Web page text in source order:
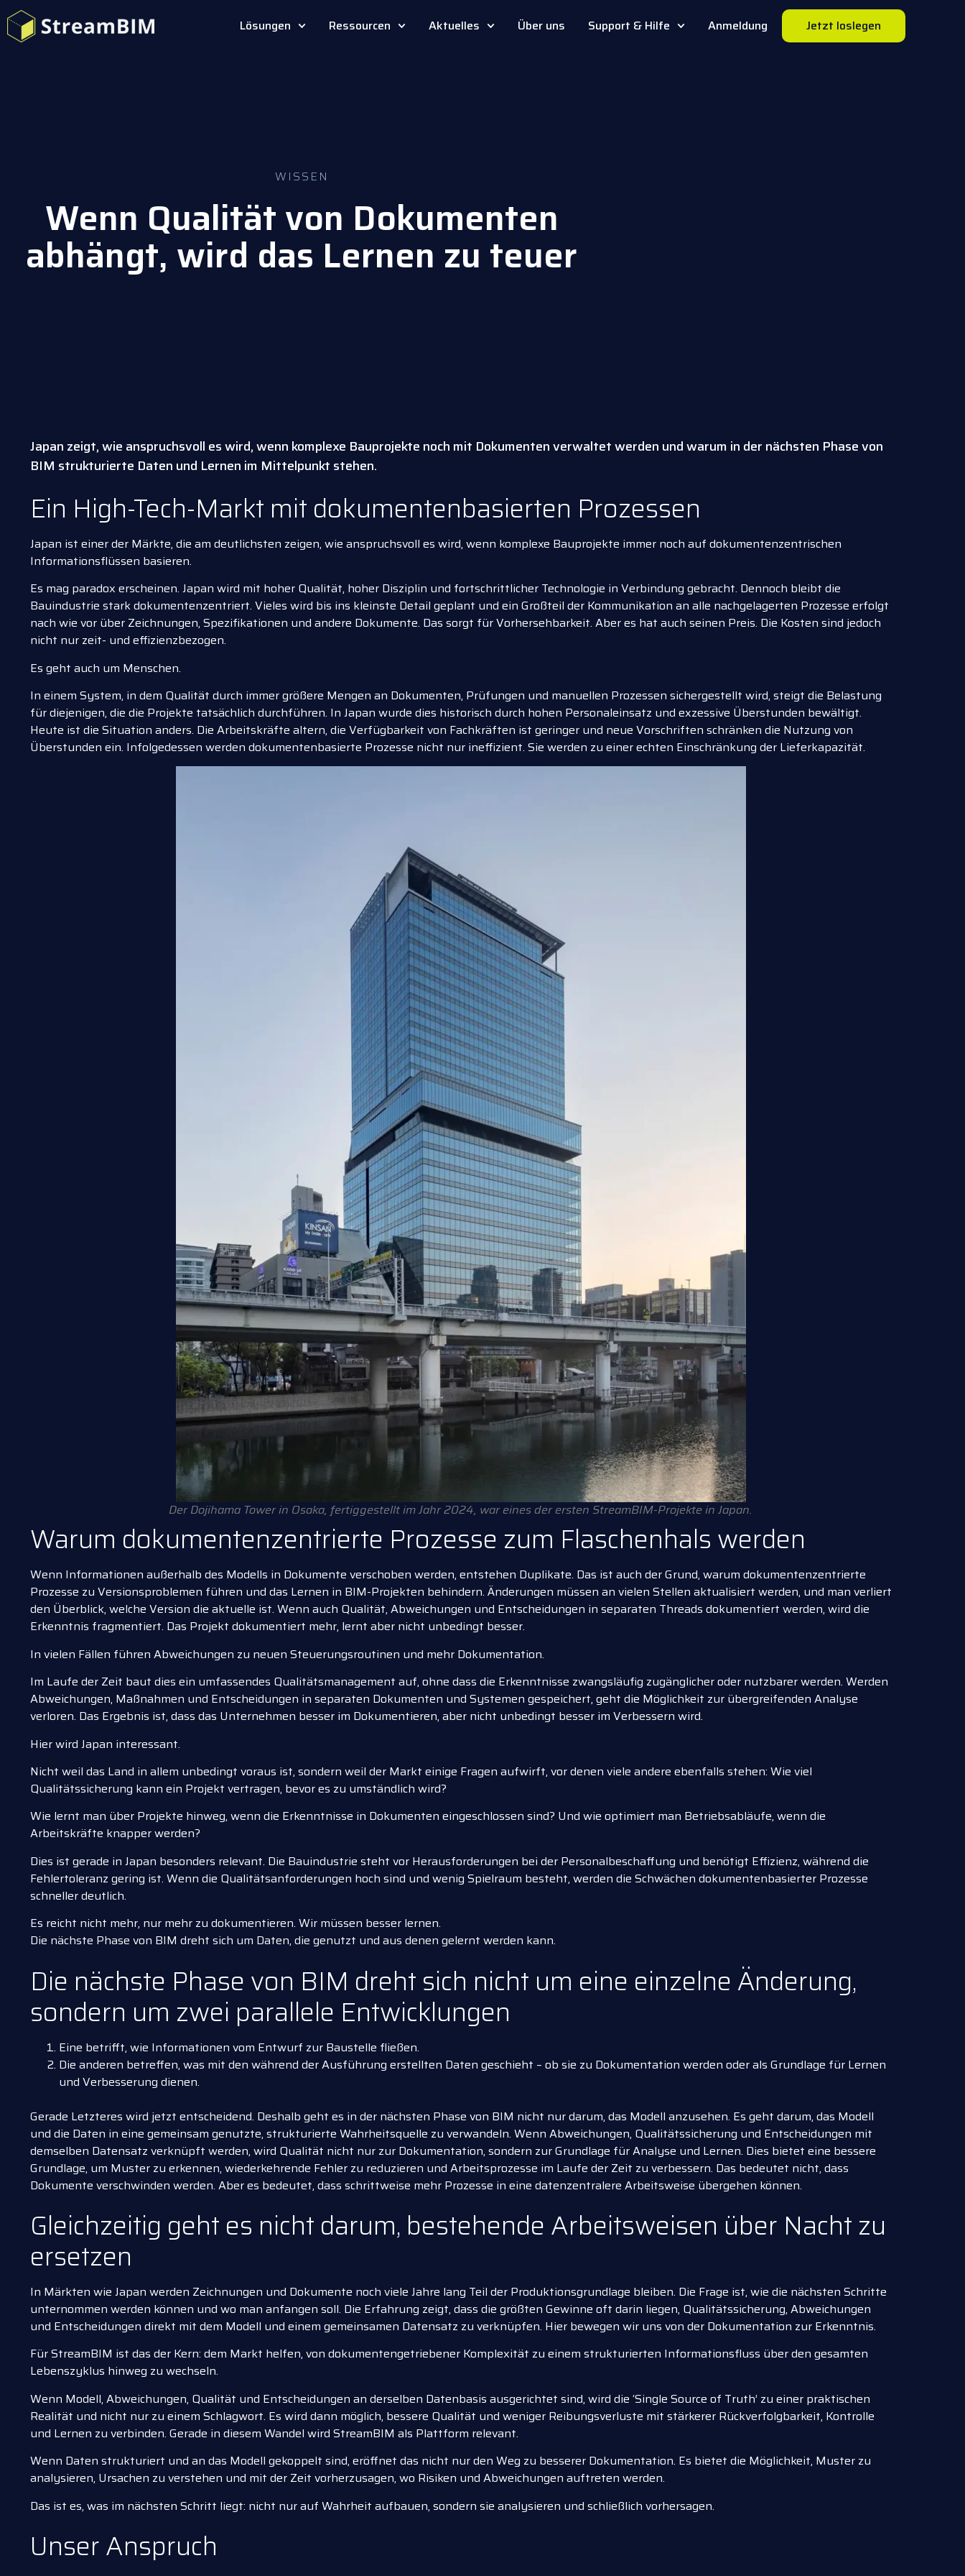
Lösungen Ressourcen Aktuelles Über uns Support & Hilfe Anmeldung Jetzt loslegen
WISSEN
Wenn Qualität von Dokumenten
abhängt, wird das Lernen zu teuer
Japan zeigt, wie anspruchsvoll es wird, wenn komplexe Bauprojekte noch mit Dokumenten verwaltet werden und warum in der nächsten Phase von
BIM strukturierte Daten und Lernen im Mittelpunkt stehen.
Ein High-Tech-Markt mit dokumentenbasierten Prozessen
Japan ist einer der Märkte, die am deutlichsten zeigen, wie anspruchsvoll es wird, wenn komplexe Bauprojekte immer noch auf dokumentenzentrischen
Informationsflüssen basieren.
Es mag paradox erscheinen. Japan wird mit hoher Qualität, hoher Disziplin und fortschrittlicher Technologie in Verbindung gebracht. Dennoch bleibt die
Bauindustrie stark dokumentenzentriert. Vieles wird bis ins kleinste Detail geplant und ein Großteil der Kommunikation an alle nachgelagerten Prozesse erfolgt
nach wie vor über Zeichnungen, Spezifikationen und andere Dokumente. Das sorgt für Vorhersehbarkeit. Aber es hat auch seinen Preis. Die Kosten sind jedoch
nicht nur zeit- und effizienzbezogen.
Es geht auch um Menschen.
In einem System, in dem Qualität durch immer größere Mengen an Dokumenten, Prüfungen und manuellen Prozessen sichergestellt wird, steigt die Belastung
für diejenigen, die die Projekte tatsächlich durchführen. In Japan wurde dies historisch durch hohen Personaleinsatz und exzessive Überstunden bewältigt.
Heute ist die Situation anders. Die Arbeitskräfte altern, die Verfügbarkeit von Fachkräften ist geringer und neue Vorschriften schränken die Nutzung von
Überstunden ein. Infolgedessen werden dokumentenbasierte Prozesse nicht nur ineffizient. Sie werden zu einer echten Einschränkung der Lieferkapazität.
Der Dojihama Tower in Osaka, fertiggestellt im Jahr 2024, war eines der ersten StreamBIM-Projekte in Japan.
Warum dokumentenzentrierte Prozesse zum Flaschenhals werden
Wenn Informationen außerhalb des Modells in Dokumente verschoben werden, entstehen Duplikate. Das ist auch der Grund, warum dokumentenzentrierte
Prozesse zu Versionsproblemen führen und das Lernen in BIM-Projekten behindern. Änderungen müssen an vielen Stellen aktualisiert werden, und man verliert
den Überblick, welche Version die aktuelle ist. Wenn auch Qualität, Abweichungen und Entscheidungen in separaten Threads dokumentiert werden, wird die
Erkenntnis fragmentiert. Das Projekt dokumentiert mehr, lernt aber nicht unbedingt besser.
In vielen Fällen führen Abweichungen zu neuen Steuerungsroutinen und mehr Dokumentation.
Im Laufe der Zeit baut dies ein umfassendes Qualitätsmanagement auf, ohne dass die Erkenntnisse zwangsläufig zugänglicher oder nutzbarer werden. Werden
Abweichungen, Maßnahmen und Entscheidungen in separaten Dokumenten und Systemen gespeichert, geht die Möglichkeit zur übergreifenden Analyse
verloren. Das Ergebnis ist, dass das Unternehmen besser im Dokumentieren, aber nicht unbedingt besser im Verbessern wird.
Hier wird Japan interessant.
Nicht weil das Land in allem unbedingt voraus ist, sondern weil der Markt einige Fragen aufwirft, vor denen viele andere ebenfalls stehen: Wie viel
Qualitätssicherung kann ein Projekt vertragen, bevor es zu umständlich wird?
Wie lernt man über Projekte hinweg, wenn die Erkenntnisse in Dokumenten eingeschlossen sind? Und wie optimiert man Betriebsabläufe, wenn die
Arbeitskräfte knapper werden?
Dies ist gerade in Japan besonders relevant. Die Bauindustrie steht vor Herausforderungen bei der Personalbeschaffung und benötigt Effizienz, während die
Fehlertoleranz gering ist. Wenn die Qualitätsanforderungen hoch sind und wenig Spielraum besteht, werden die Schwächen dokumentenbasierter Prozesse
schneller deutlich.
Es reicht nicht mehr, nur mehr zu dokumentieren. Wir müssen besser lernen.
Die nächste Phase von BIM dreht sich um Daten, die genutzt und aus denen gelernt werden kann.
Die nächste Phase von BIM dreht sich nicht um eine einzelne Änderung,
sondern um zwei parallele Entwicklungen
Eine betrifft, wie Informationen vom Entwurf zur Baustelle fließen.
Die anderen betreffen, was mit den während der Ausführung erstellten Daten geschieht – ob sie zu Dokumentation werden oder als Grundlage für Lernen
und Verbesserung dienen.
Gerade Letzteres wird jetzt entscheidend. Deshalb geht es in der nächsten Phase von BIM nicht nur darum, das Modell anzusehen. Es geht darum, das Modell
und die Daten in eine gemeinsam genutzte, strukturierte Wahrheitsquelle zu verwandeln. Wenn Abweichungen, Qualitätssicherung und Entscheidungen mit
demselben Datensatz verknüpft werden, wird Qualität nicht nur zur Dokumentation, sondern zur Grundlage für Analyse und Lernen. Dies bietet eine bessere
Grundlage, um Muster zu erkennen, wiederkehrende Fehler zu reduzieren und Arbeitsprozesse im Laufe der Zeit zu verbessern. Das bedeutet nicht, dass
Dokumente verschwinden werden. Aber es bedeutet, dass schrittweise mehr Prozesse in eine datenzentralere Arbeitsweise übergehen können.
Gleichzeitig geht es nicht darum, bestehende Arbeitsweisen über Nacht zu
ersetzen
In Märkten wie Japan werden Zeichnungen und Dokumente noch viele Jahre lang Teil der Produktionsgrundlage bleiben. Die Frage ist, wie die nächsten Schritte
unternommen werden können und wo man anfangen soll. Die Erfahrung zeigt, dass die größten Gewinne oft darin liegen, Qualitätssicherung, Abweichungen
und Entscheidungen direkt mit dem Modell und einem gemeinsamen Datensatz zu verknüpfen. Hier bewegen wir uns von der Dokumentation zur Erkenntnis.
Für StreamBIM ist das der Kern: dem Markt helfen, von dokumentengetriebener Komplexität zu einem strukturierten Informationsfluss über den gesamten
Lebenszyklus hinweg zu wechseln.
Wenn Modell, Abweichungen, Qualität und Entscheidungen an derselben Datenbasis ausgerichtet sind, wird die ‘Single Source of Truth’ zu einer praktischen
Realität und nicht nur zu einem Schlagwort. Es wird dann möglich, bessere Qualität und weniger Reibungsverluste mit stärkerer Rückverfolgbarkeit, Kontrolle
und Lernen zu verbinden. Gerade in diesem Wandel wird StreamBIM als Plattform relevant.
Wenn Daten strukturiert und an das Modell gekoppelt sind, eröffnet das nicht nur den Weg zu besserer Dokumentation. Es bietet die Möglichkeit, Muster zu
analysieren, Ursachen zu verstehen und mit der Zeit vorherzusagen, wo Risiken und Abweichungen auftreten werden.
Das ist es, was im nächsten Schritt liegt: nicht nur auf Wahrheit aufbauen, sondern sie analysieren und schließlich vorhersagen.
Unser Anspruch